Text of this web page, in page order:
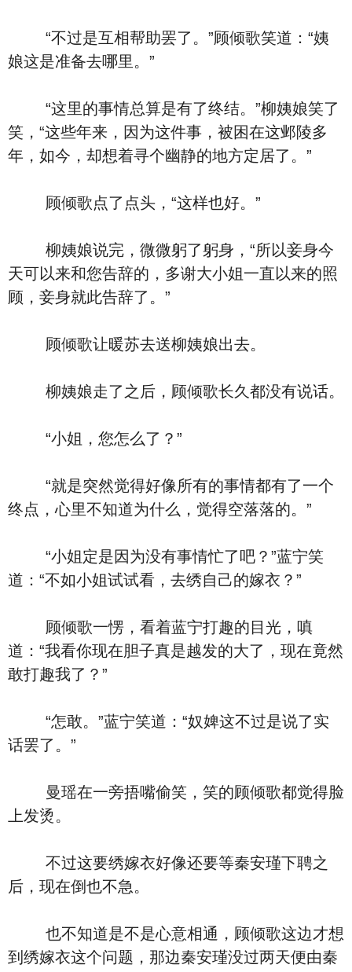
“不过是互相帮助罢了。”顾倾歌笑道：“姨
娘这是准备去哪里。”
“这里的事情总算是有了终结。”柳姨娘笑了
笑，“这些年来，因为这件事，被困在这邺陵多
年，如今，却想着寻个幽静的地方定居了。”
顾倾歌点了点头，“这样也好。”
柳姨娘说完，微微躬了躬身，“所以妾身今
天可以来和您告辞的，多谢大小姐一直以来的照
顾，妾身就此告辞了。”
顾倾歌让暖苏去送柳姨娘出去。
柳姨娘走了之后，顾倾歌长久都没有说话。
“小姐，您怎么了？”
“就是突然觉得好像所有的事情都有了一个
终点，心里不知道为什么，觉得空落落的。”
“小姐定是因为没有事情忙了吧？”蓝宁笑
道：“不如小姐试试看，去绣自己的嫁衣？”
顾倾歌一愣，看着蓝宁打趣的目光，嗔
道：“我看你现在胆子真是越发的大了，现在竟然
敢打趣我了？”
“怎敢。”蓝宁笑道：“奴婢这不过是说了实
话罢了。”
曼瑶在一旁捂嘴偷笑，笑的顾倾歌都觉得脸
上发烫。
不过这要绣嫁衣好像还要等秦安瑾下聘之
后，现在倒也不急。
也不知道是不是心意相通，顾倾歌这边才想
到绣嫁衣这个问题，那边秦安瑾没过两天便由秦